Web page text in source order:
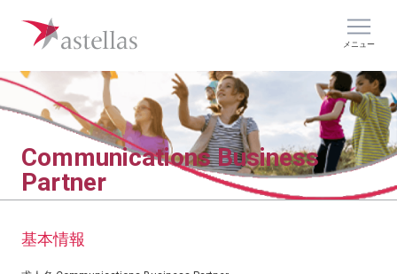
メニュー
Communications Business
Partner
基本情報